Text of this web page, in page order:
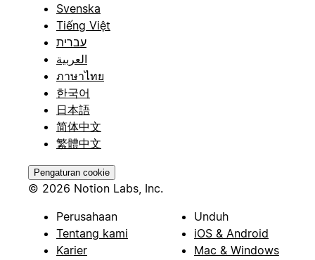
Svenska
Tiếng Việt
עברית
العربية
ภาษาไทย
한국어
日本語
简体中文
繁體中文
Pengaturan cookie
© 2026 Notion Labs, Inc.
Perusahaan
Tentang kami
Karier
Unduh
iOS & Android
Mac & Windows